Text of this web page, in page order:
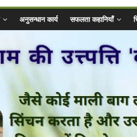
अनुसन्धान कार्य सफलता कहानियाँ